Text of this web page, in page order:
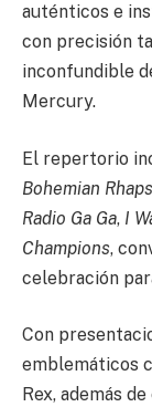
auténticos e
con precisión
inconfundible
Mercury.
El repertorio
Bohemian
Radio Ga Ga, I
Champions,
celebración
Con
emblemáticos
Rex, además